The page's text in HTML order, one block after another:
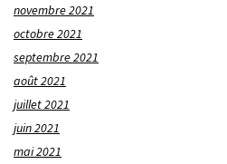
novembre 2021
octobre 2021
septembre 2021
août 2021
juillet 2021
juin 2021
mai 2021